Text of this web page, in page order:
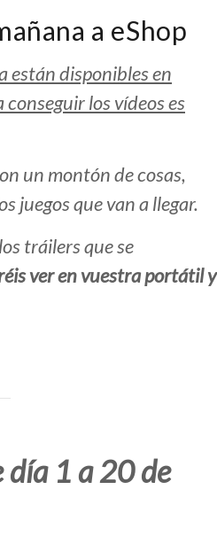
a eShop
están disponibles en
los vídeos es
un montón de cosas,
juegos que van a llegar.
tráilers que se
ver en vuestra portátil y
día 1 a 20 de